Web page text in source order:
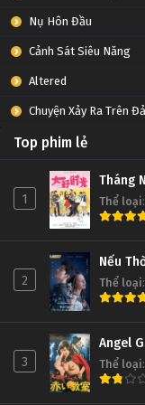
Nụ Hôn Đầu
Cảnh Sát Siêu Năng
Altered
Chuyện Xảy Ra Trên
Top phim lẻ
1
Tháng
Thể loại:
2
Nếu
Thể loại:
3
Angel
Thể loại: